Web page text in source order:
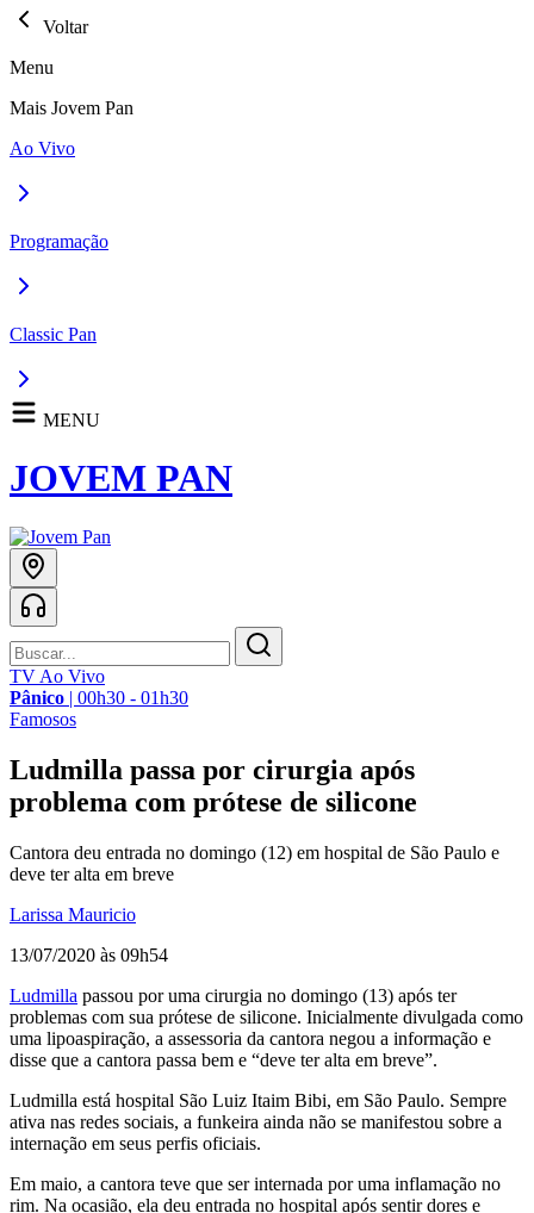
Voltar
Menu
Mais Jovem Pan
Ao Vivo
Programação
Classic Pan
MENU
JOVEM PAN
TV Ao Vivo
Pânico | 00h30 - 01h30
Famosos
Ludmilla passa por cirurgia após
problema com prótese de silicone
Cantora deu entrada no domingo (12) em hospital de São Paulo e
deve ter alta em breve
Larissa Mauricio
13/07/2020 às 09h54
Ludmilla passou por uma cirurgia no domingo (13) após ter
problemas com sua prótese de silicone. Inicialmente divulgada como
uma lipoaspiração, a assessoria da cantora negou a informação e
disse que a cantora passa bem e “deve ter alta em breve”.
Ludmilla está hospital São Luiz Itaim Bibi, em São Paulo. Sempre
ativa nas redes sociais, a funkeira ainda não se manifestou sobre a
internação em seus perfis oficiais.
Em maio, a cantora teve que ser internada por uma inflamação no
rim. Na ocasião, ela deu entrada no hospital após sentir dores e